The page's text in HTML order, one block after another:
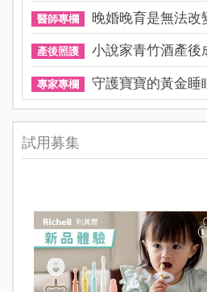
醫師專欄 晚婚晚育是無法改
產後照護 小說家青竹酒產後
專家專欄 守護寶寶的黃金睡
試用募集